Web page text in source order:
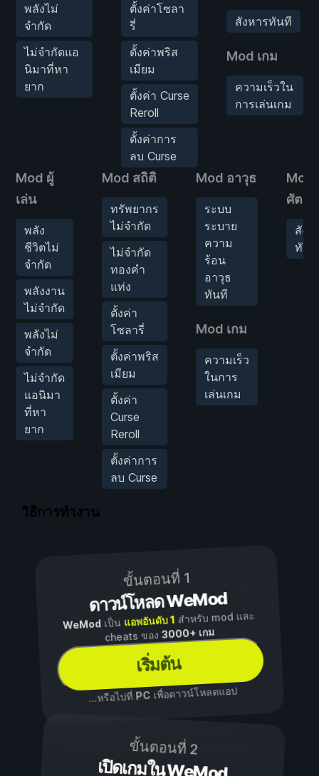
พลังไม่
จำกัด
ไม่จำกัดแอ
นิมาที่หา
ยาก
ตั้งค่าโซลา
รี่
ตั้งค่าพริส
เมียม
ตั้งค่า Curse
Reroll
ตั้งค่าการ
ลบ Curse
สังหารทันที
Mod เกม
ความเร็วใน
การเล่นเกม
Mod ผู้
เล่น
พลัง
ชีวิตไม่
จำกัด
พลังงาน
ไม่จำกัด
พลังไม่
จำกัด
ไม่จำกัด
แอนิมา
ที่หา
ยาก
Mod สถิติ
ทรัพยากร
ไม่จำกัด
ไม่จำกัด
ทองคำ
แท่ง
ตั้งค่า
โซลารี่
ตั้งค่าพริส
เมียม
ตั้งค่า
Curse
Reroll
ตั้งค่าการ
ลบ Curse
Mod อาวุธ
ระบบ
ระบาย
ความ
ร้อน
อาวุธ
ทันที
Mod เกม
ความเร็ว
ในการ
เล่นเกม
ศัตรู
สังห
ทันที
วิธีการทำงาน
ขั้นตอนที่ 1
ดาวน์โหลด WeMod
WeModเป็น แอพอันดับ 1 สำหรับ mod และ
cheats ของ3000+ เกม
เริ่มต้น
...หรือไปที่ PCเพื่อดาวน์โหลดแอป
ขั้นตอนที่ 2
เปิดเกมใน WeMod